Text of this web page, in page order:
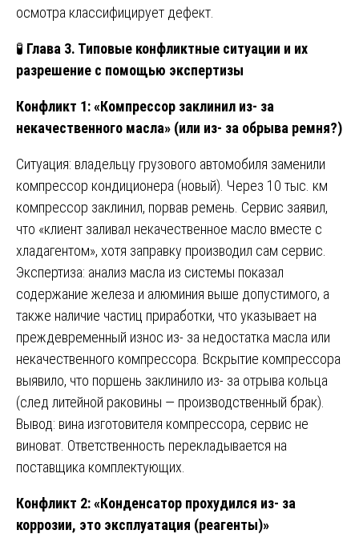
осмотра классифицирует дефект.
🧪 Глава 3. Типовые конфликтные ситуации и их
разрешение с помощью экспертизы
Конфликт 1: «Компрессор заклинил из- за
некачественного масла» (или из- за обрыва ремня?)
Ситуация: владельцу грузового автомобиля заменили
компрессор кондиционера (новый). Через 10 тыс. км
компрессор заклинил, порвав ремень. Сервис заявил,
что «клиент заливал некачественное масло вместе с
хладагентом», хотя заправку производил сам сервис.
Экспертиза: анализ масла из системы показал
содержание железа и алюминия выше допустимого, а
также наличие частиц приработки, что указывает на
преждевременный износ из- за недостатка масла или
некачественного компрессора. Вскрытие компрессора
выявило, что поршень заклинило из- за отрыва кольца
(след литейной раковины — производственный брак).
Вывод: вина изготовителя компрессора, сервис не
виноват. Ответственность перекладывается на
поставщика комплектующих.
Конфликт 2: «Конденсатор прохудился из- за
коррозии, это эксплуатация (реагенты)»